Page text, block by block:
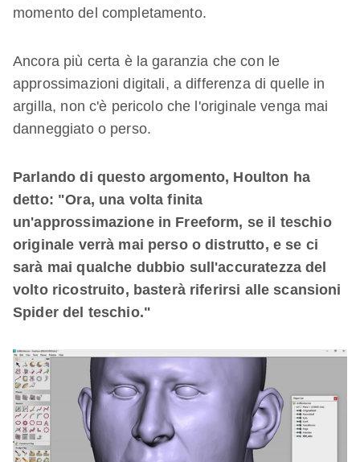
momento del completamento.
Ancora più certa è la garanzia che con le
approssimazioni digitali, a differenza di quelle in
argilla, non c'è pericolo che l'originale venga mai
danneggiato o perso.
Parlando di questo argomento, Houlton ha
detto: "Ora, una volta finita
un'approssimazione in Freeform, se il teschio
originale verrà mai perso o distrutto, e se ci
sarà mai qualche dubbio sull'accuratezza del
volto ricostruito, basterà riferirsi alle scansioni
Spider del teschio."